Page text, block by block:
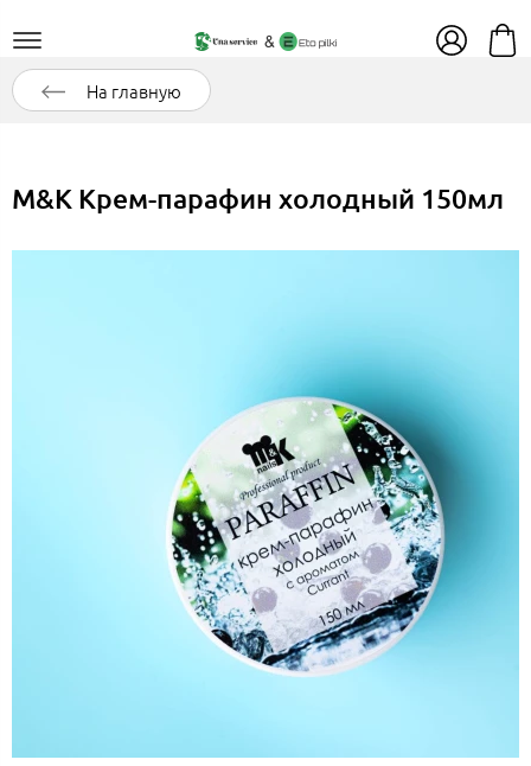
На главную
M&K Крем-парафин холодный 150мл